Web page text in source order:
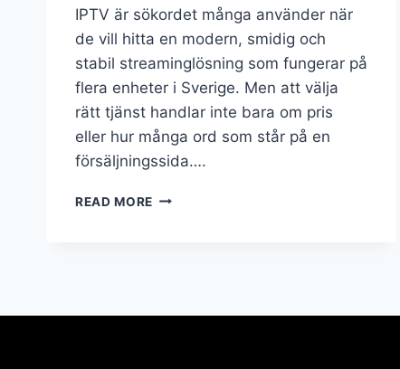
IPTV är sökordet många använder när
de vill hitta en modern, smidig och
stabil streaminglösning som fungerar på
flera enheter i Sverige. Men att välja
rätt tjänst handlar inte bara om pris
eller hur många ord som står på en
försäljningssida….
READ MORE